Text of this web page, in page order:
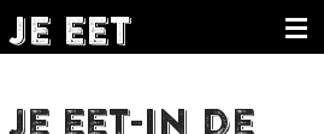
EET
je eet in de